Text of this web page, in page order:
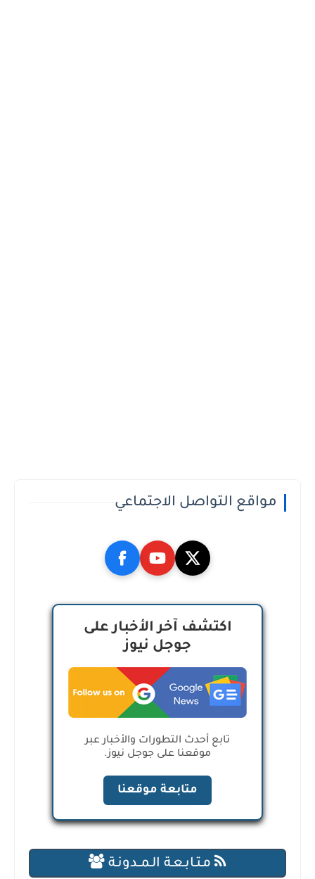
مواقع التواصل الاجتماعي
اكتشف آخر الأخبار على
جوجل نيوز
تابع أحدث التطورات والأخبار عبر
موقعنا على جوجل نيوز.
متابعة موقعنا
مـتـابـعـة الـمــدونـة